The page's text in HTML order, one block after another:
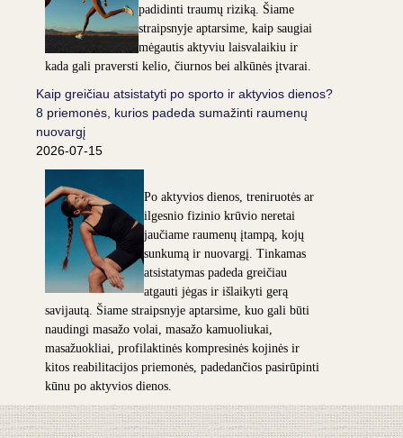
padidinti traumų riziką. Šiame
straipsnyje aptarsime, kaip saugiai
mėgautis aktyviu laisvalaikiu ir
kada gali praversti kelio, čiurnos bei alkūnės įtvarai.
Kaip greičiau atsistatyti po sporto ir aktyvios dienos?
8 priemonės, kurios padeda sumažinti raumenų
nuovargį
2026-07-15
Po aktyvios dienos, treniruotės ar
ilgesnio fizinio krūvio neretai
jaučiame raumenų įtampą, kojų
sunkumą ir nuovargį. Tinkamas
atsistatymas padeda greičiau
atgauti jėgas ir išlaikyti gerą
savijautą. Šiame straipsnyje aptarsime, kuo gali būti
naudingi masažo volai, masažo kamuoliukai,
masažuokliai, profilaktinės kompresinės kojinės ir
kitos reabilitacijos priemonės, padedančios pasirūpinti
kūnu po aktyvios dienos.